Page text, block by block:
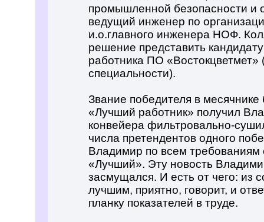
промышленной безопасности и
ведущий инженер по
и.о.главного инженера НОФ.
решение представить
работника ПО
специальности).
Звание победителя в
«Лучший работник» получил
конвейера фильтровально-
числа претендентов одного
Владимир по всем требованиям
«Лучший». Эту новость
засмущался. И есть от чего: из
лучшим, приятно, говорит, и
планку показателей в труде.